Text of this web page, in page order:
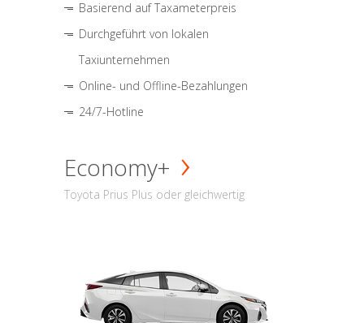
Basierend auf Taxameterpreis
Durchgeführt von lokalen
Taxiunternehmen
Online- und Offline-Bezahlungen
24/7-Hotline
Economy+
Toyota Prius Plus oder gleichwertig